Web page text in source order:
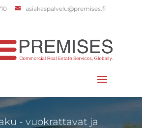
asiakaspalvelu@premises.fi
- vuokrattavat ja